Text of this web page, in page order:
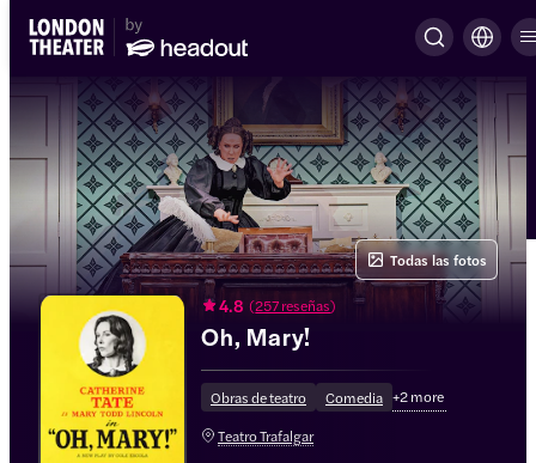
4.8 (257 reseñas)
Oh, Mary!
Obras de teatro Comedia +2more
Teatro Trafalgar
Todas las fotos